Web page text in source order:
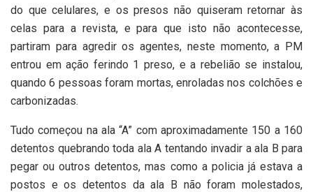
do que celulares, e os presos não quiseram retornar às
celas para a revista, e para que isto não acontecesse,
partiram para agredir os agentes, neste momento, a PM
entrou em ação ferindo 1 preso, e a rebelião se instalou,
quando 6 pessoas foram mortas, enroladas nos colchões e
carbonizadas.
Tudo começou na ala “A” com aproximadamente 150 a 160
detentos quebrando toda ala A tentando invadir a ala B para
pegar ou outros detentos, mas como a policia já estava a
postos e os detentos da ala B não foram molestados,